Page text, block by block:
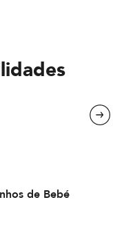
de Bebé
Next